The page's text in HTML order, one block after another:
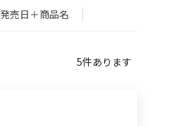
発売日＋商品名
5件あります